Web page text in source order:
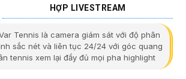
HỢP LIVESTREAM
Tennis là camera giám sát với độ phân
sắc nét và liên tục 24/24 với góc quang
tennis xem lại đầy đủ mọi pha highlight